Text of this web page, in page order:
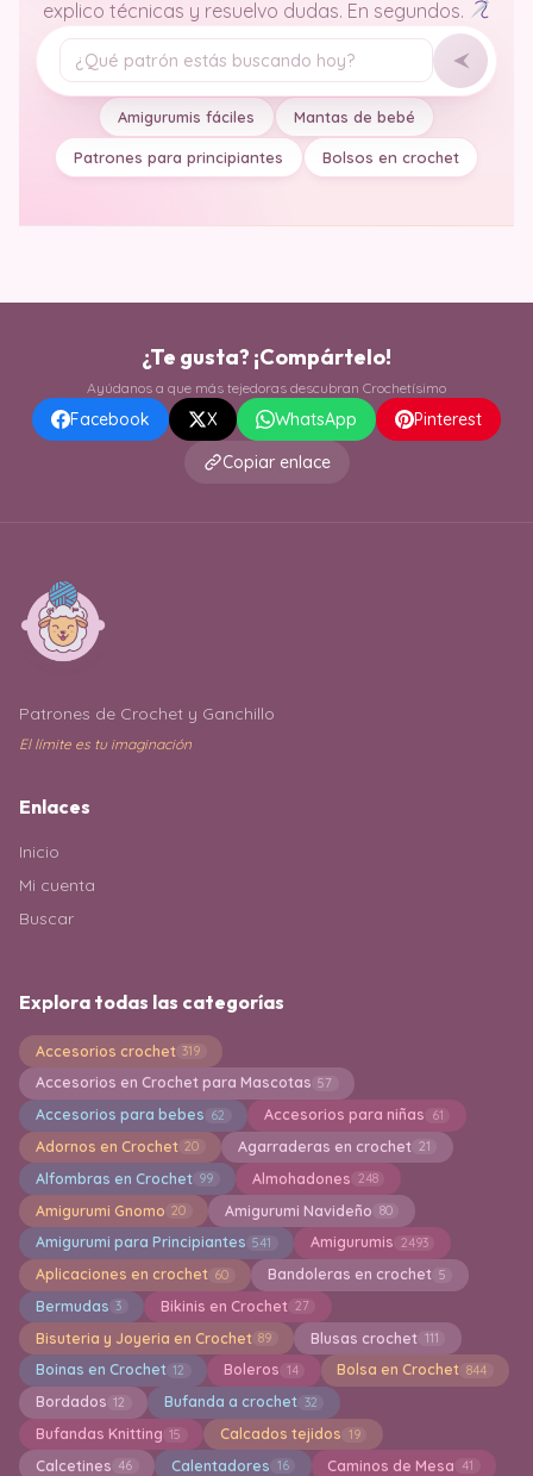
explico técnicas y resuelvo dudas. En segundos.
Tu pregunta
Amigurumis fáciles Mantas de bebé
Patrones para principiantes Bolsos en crochet
¿Te gusta? ¡Compártelo!
Ayúdanos a que más tejedoras descubran Crochetísimo
Facebook X WhatsApp
Pinterest
Copiar enlace
Patrones de Crochet y Ganchillo
El límite es tu imaginación
Enlaces
Inicio
Mi cuenta
Buscar
Explora todas las categorías
Accesorios crochet 319
Accesorios en Crochet para Mascotas 57
Accesorios para bebes 62 Accesorios para niñas 61
Adornos en Crochet 20 Agarraderas en crochet 21
Alfombras en Crochet 99 Almohadones 248
Amigurumi Gnomo 20 Amigurumi Navideño 80
Amigurumi para Principiantes 541 Amigurumis 2493
Aplicaciones en crochet 60 Bandoleras en crochet 5
Bermudas 3 Bikinis en Crochet 27
Bisuteria y Joyeria en Crochet 89 Blusas crochet 111
Boinas en Crochet 12 Boleros 14 Bolsa en Crochet 844
Bordados 12 Bufanda a crochet 32
Bufandas Knitting 15 Calcados tejidos 19
Calcetines 46 Calentadores 16 Caminos de Mesa 41